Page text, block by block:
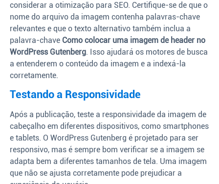
considerar a otimização para SEO. Certifique-se de que o
nome do arquivo da imagem contenha palavras-chave
relevantes e que o texto alternativo também inclua a
palavra-chave Como colocar uma imagem de header no
WordPress Gutenberg. Isso ajudará os motores de busca
a entenderem o conteúdo da imagem e a indexá-la
corretamente.
Testando a Responsividade
Após a publicação, teste a responsividade da imagem de
cabeçalho em diferentes dispositivos, como smartphones
e tablets. O WordPress Gutenberg é projetado para ser
responsivo, mas é sempre bom verificar se a imagem se
adapta bem a diferentes tamanhos de tela. Uma imagem
que não se ajusta corretamente pode prejudicar a